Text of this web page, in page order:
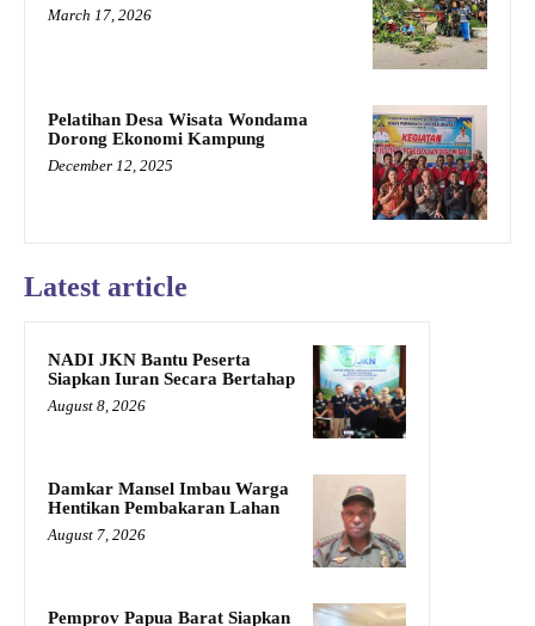
March 17, 2026
Pelatihan Desa Wisata Wondama
Dorong Ekonomi Kampung
December 12, 2025
Latest article
NADI JKN Bantu Peserta
Siapkan Iuran Secara Bertahap
August 8, 2026
Damkar Mansel Imbau Warga
Hentikan Pembakaran Lahan
August 7, 2026
Pemprov Papua Barat Siapkan